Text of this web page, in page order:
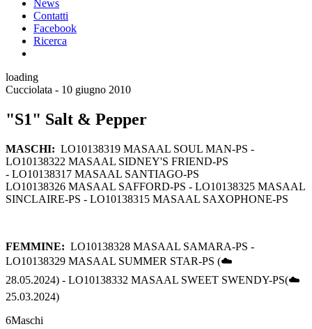
News
Contatti
Facebook
Ricerca
loading
Cucciolata - 10 giugno 2010
"S1" Salt & Pepper
MASCHI: LO10138319 MASAAL SOUL MAN-PS -
LO10138322 MASAAL SIDNEY'S FRIEND-PS
- LO10138317 MASAAL SANTIAGO-PS
LO10138326 MASAAL SAFFORD-PS - LO10138325 MASAAL
SINCLAIRE-PS - LO10138315 MASAAL SAXOPHONE-PS
FEMMINE: LO10138328 MASAAL SAMARA-PS -
LO10138329 MASAAL SUMMER STAR-PS (☁️
28.05.2024) - LO10138332 MASAAL SWEET SWENDY-PS(☁️
25.03.2024)
6Maschi